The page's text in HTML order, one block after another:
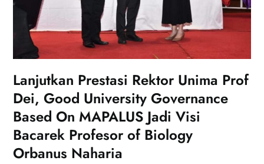
Lanjutkan Prestasi Rektor Unima Prof
Dei, Good University Governance
Based On MAPALUS Jadi Visi
Bacarek Profesor of Biology
Orbanus Naharia